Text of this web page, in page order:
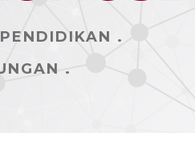
.
.